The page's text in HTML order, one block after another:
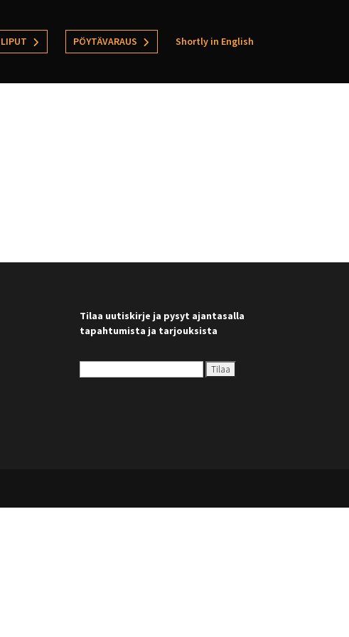
LIPUT PÖYTÄVARAUS Shortly in English
Tilaa uutiskirje ja pysyt ajantasalla
tapahtumista ja tarjouksista